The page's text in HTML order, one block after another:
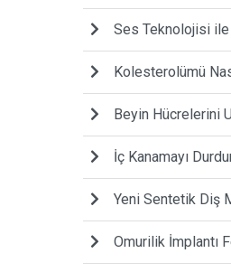
Ses Teknolojisi
Kolesterolümü
Beyin Hücrelerini
İç Kanamayı
Yeni Sentetik Diş
Omurilik İmplantı